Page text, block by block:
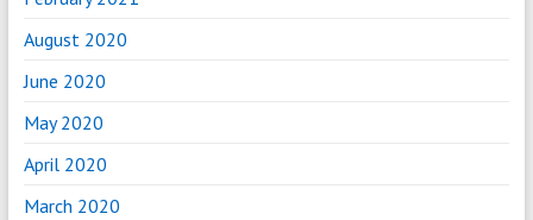
August 2020
June 2020
May 2020
April 2020
March 2020